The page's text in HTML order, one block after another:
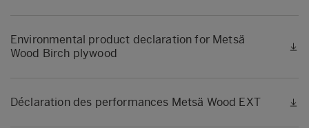
Environmental product declaration for Metsä
Wood Birch plywood
Déclaration des performances Metsä Wood EXT